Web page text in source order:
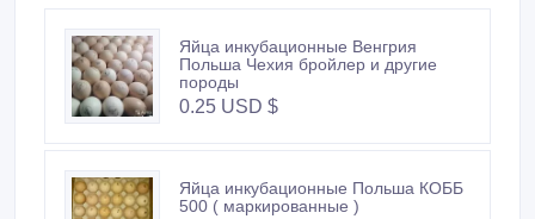
Яйца инкубационные Венгрия
Польша Чехия бройлер и другие
породы
0.25 USD $
Яйца инкубационные Польша КОББ
500 ( маркированные )